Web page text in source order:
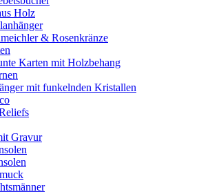
Holz
& Rosenkränze
Karten mit Holzbehang
mit funkelnden Kristallen
Gravur